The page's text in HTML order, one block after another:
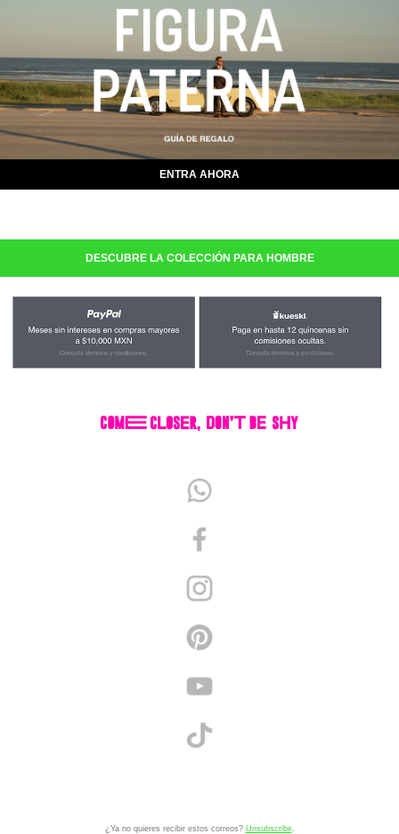
ENTRA AHORA
DESCUBRE LA COLECCIÓN PARA HOMBRE
¿Ya no quieres recibir estos correos? Unsubscribe.